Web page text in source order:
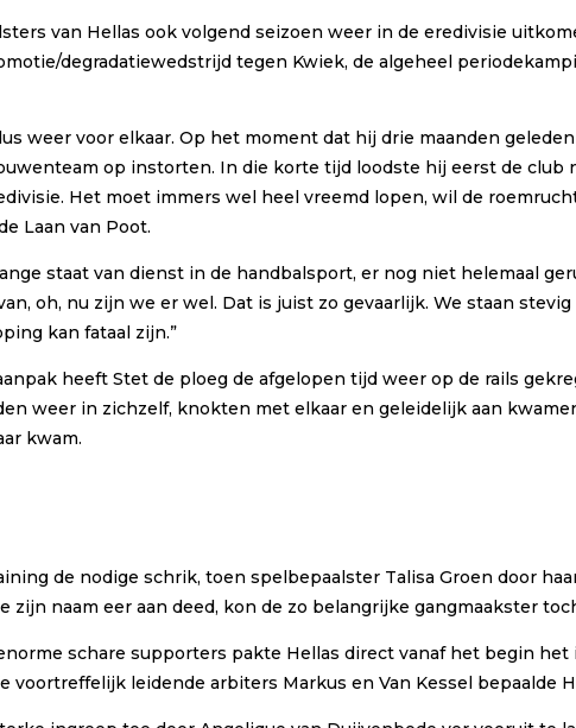
van Hellas ook volgend seizoen weer in de eredivisie
degradatiewedstrijd tegen Kwiek, de algeheel
weer voor elkaar. Op het moment dat hij drie maanden
op instorten. In die korte tijd loodste hij eerst de club
Het moet immers wel heel vreemd lopen, wil de
Laan van Poot.
staat van dienst in de handbalsport, er nog niet helemaal
oh, nu zijn we er wel. Dat is juist zo gevaarlijk. We staan
kan fataal zijn.”
heeft Stet de ploeg de afgelopen tijd weer op de rails
weer in zichzelf, knokten met elkaar en geleidelijk aan
kwam.
de nodige schrik, toen spelbepaalster Talisa Groen door
zijn naam eer aan deed, kon de zo belangrijke gangmaakster
schare supporters pakte Hellas direct vanaf het begin
voortreffelijk leidende arbiters Markus en Van Kessel bepaalde